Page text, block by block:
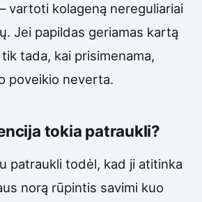
vartoti kolageną nereguliariai
Jei papildas geriamas kartą
tada, kai prisimenama,
poveikio neverta.
tokia patraukli?
patraukli todėl, kad ji atitinka
norą rūpintis savimi kuo